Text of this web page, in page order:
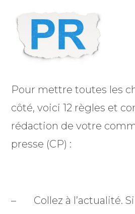
Pour mettre toutes les
côté, voici 12 règles et
rédaction de votre
presse (CP) :
– Collez à l’actualité.